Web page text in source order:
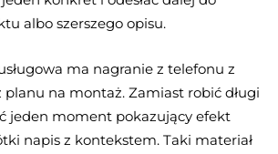
albo szerszego opisu.
ma nagranie z telefonu z
planu na montaż. Zamiast robić długi
jeden moment pokazujący efekt
napis z kontekstem. Taki materiał